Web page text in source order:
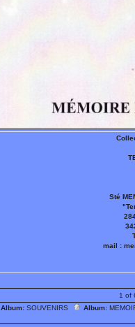
Sté
mail :
1 of
Album: SOUVENIRS Album: